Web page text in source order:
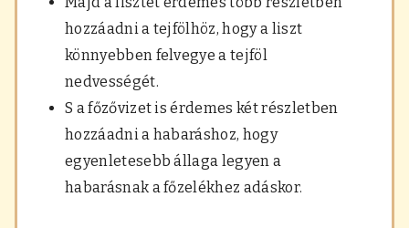
hozzáadni a tejfölhöz, hogy a liszt
könnyebben felvegye a tejföl
nedvességét.
S a főzővizet is érdemes két részletben
hozzáadni a habaráshoz, hogy
egyenletesebb állaga legyen a
habarásnak a főzelékhez adáskor.